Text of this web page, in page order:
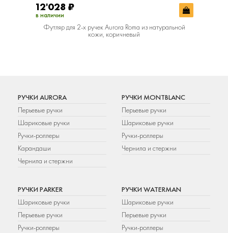
12'028 ₽
в наличии
Футляр для 2-х ручек Aurora Roma из натуральной
кожи, коричневый
РУЧКИ AURORA
Перьевые ручки
Шариковые ручки
Ручки-роллеры
Карандаши
Чернила и стержни
РУЧКИ MONTBLANC
Перьевые ручки
Шариковые ручки
Ручки-роллеры
Чернила и стержни
РУЧКИ PARKER
Шариковые ручки
Перьевые ручки
Ручки-роллеры
РУЧКИ WATERMAN
Шариковые ручки
Перьевые ручки
Ручки-роллеры